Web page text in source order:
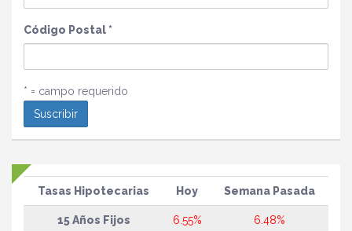
Código Postal*
* = campo requerido
Tasas Hipotecarias Hoy Semana Pasada
15 Años Fijos 6.55% 6.48%